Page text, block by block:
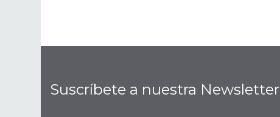
Suscríbete a nuestra Newsletter